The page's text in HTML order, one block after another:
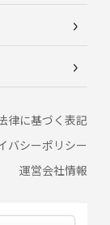
律に基づく表記
バシーポリシー
運営会社情報